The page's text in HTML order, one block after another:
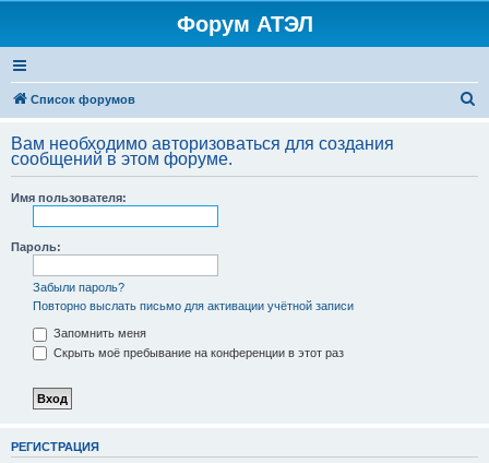
Форум АТЭЛ
Список форумов
с
Вам необходимо авторизоваться для создания
сообщений в этом форуме.
Имя пользователя:
Пароль:
Забыли пароль?
Повторно выслать письмо для активации учётной записи
Запомнить меня
Скрыть моё пребывание на конференции в этот раз
РЕГИСТРАЦИЯ